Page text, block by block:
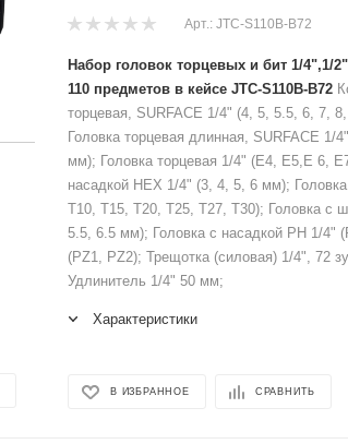
Арт.: JTC-S110B-B72
Набор головок торцевых и бит 1/4",1/
110 предметов в кейсе JTC-S110B-B72
торцевая, SURFACE 1/4" (4, 5, 5.5, 6, 7,
Головка торцевая длинная, SURFACE 1/
мм); Головка торцевая 1/4" (Е4, Е5,Е 6,
насадкой HEX 1/4" (3, 4, 5, 6 мм);
T10, T15, T20, T25, T27, T30); Головка с
5.5, 6.5 мм); Головка с насадкой PH 1/4"
(PZ1, PZ2); Трещотка (силовая) 1/4", 72
Удлинитель 1/4" 50 мм;
Характеристики
В ИЗБРАННОЕ СРАВНИТЬ